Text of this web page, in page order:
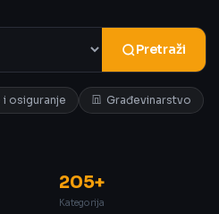
Pretraži
i osiguranje
Građevinarstvo
205+
Kategorija